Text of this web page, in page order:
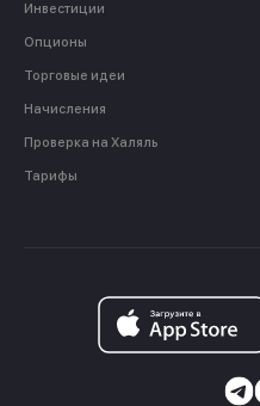
Инвестиции
Опционы
Торговые идеи
Начисления
Проверка на Халяль
Тарифы